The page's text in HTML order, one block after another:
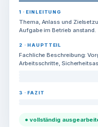
1 · EINLEITUNG
Thema, Anlass und
Aufgabe im Betrieb anstand.
2 · HAUPTTEIL
Fachliche Beschreibung:
Arbeitsschritte,
3 · FAZIT
● vollständig